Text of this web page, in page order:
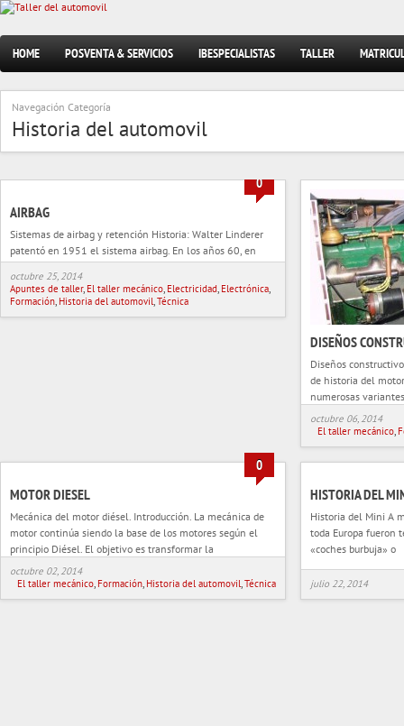
HOME POSVENTA & SERVICIOS IBESPECIALISTAS TALLER
Navegación Categoría
Historia del automovil
0
AIRBAG
Sistemas de airbag y retención Historia: Walter Linderer
patentó en 1951 el sistema airbag. En los años 60, en
EE.UU. se buscó un sistema de
octubre 25, 2014
Apuntes de taller, El taller mecánico, Electricidad, Electrónica,
Formación, Historia del automovil,Técnica
DISEÑOS
Diseños
de historia del
numerosas
octubre 06, 2014
El taller mecánico,
0
MOTOR DIESEL
Mecánica del motor diésel. Introducción. La mecánica de
motor continúa siendo la base de los motores según el
principio Diésel. El objetivo es transformar la
octubre 02, 2014
El taller mecánico, Formación, Historia del automovil,Técnica
HISTORIA DEL
Historia del Mini A
toda Europa fueron
«coches burbuja» o
julio 22, 2014